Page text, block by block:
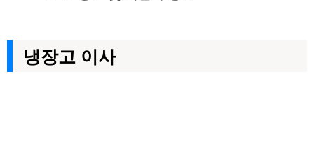
냉장고 이사